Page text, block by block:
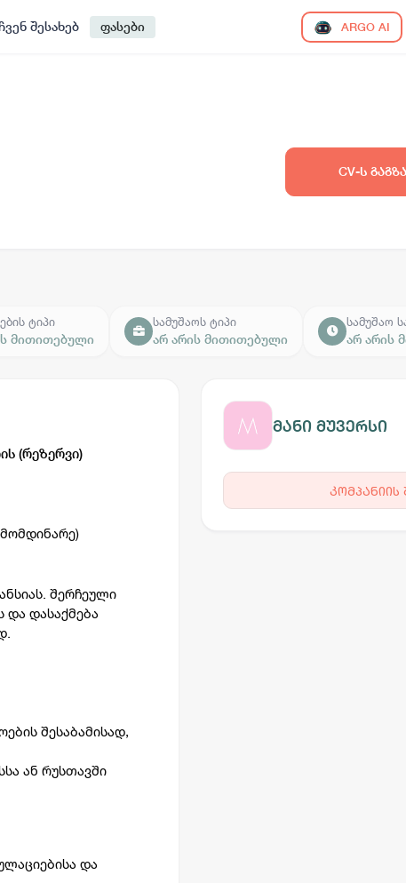
შესახებ ფასები ARGO AI
CV-ს
ტიპი
მითითებული
სამუშაოს ტიპი
არ არის მითითებული
სამუშაო
არ არის
(რეზერვი)
შერჩეული
და დასაქმება
შესაბამისად,
ან რუსთავში
და
მანი მუვერსი
კომპანიის